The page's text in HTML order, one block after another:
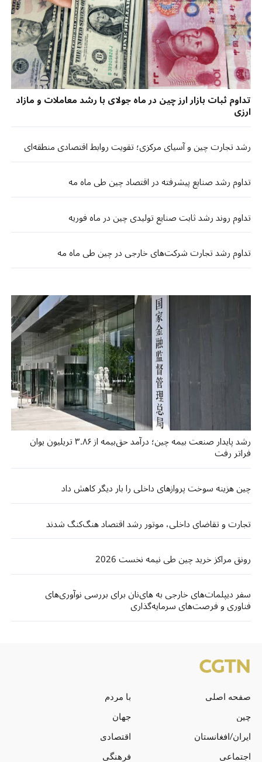
تداوم ثبات بازار ارز چین در ماه جولای با رشد معاملات و مازاد
ارزی
رشد تجارت چین و آسیای مرکزی؛ تقویت روابط اقتصادی منطقه‌ای
تداوم رشد صنایع پیشرفته در اقتصاد چین طی ماه مه
تداوم روند رشد ثابت صنایع تولیدی چین در ماه فوریه
تداوم رشد تجارت شرکت‌های خارجی در چین طی ماه مه
رشد پایدار صنعت بیمه چین؛ درآمد حق‌بیمه از ۳.۸۶ تریلیون یوان
فراتر رفت
چین هزینه سوخت پروازهای داخلی را بار دیگر کاهش داد
تجارت و تقاضای داخلی، موتور رشد اقتصاد هنگ‌کنگ شدند
رونق مراکز خرید چین طی نیمه نخست 2026
سفر دیپلمات‌های خارجی به های‌نان برای بررسی نوآوری‌های
فناوری و فرصت‌های سرمایه‌گذاری
صفحه اصلی
با مردم
چین
جهان
ایران/افغانستان
اقتصادی
اجتماعی
فرهنگی